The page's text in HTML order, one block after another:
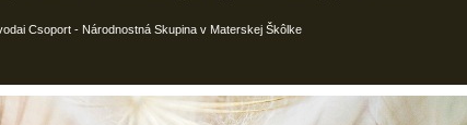
Csoport - Národnostná Skupina v Materskej Škôlke